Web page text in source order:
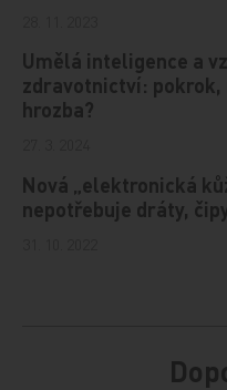
Umělá inteligence a
zdravotnictví: pokrok,
hrozba?
Nová „elektronická
nepotřebuje dráty,